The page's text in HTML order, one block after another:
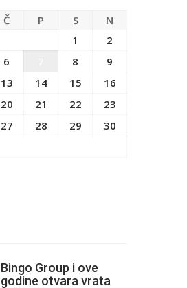
Č P S
N
1
2
6 8
9
13 14 15
16
20 21 22
23
27 28 29
30
Bingo Group i ove
godine otvara vrata